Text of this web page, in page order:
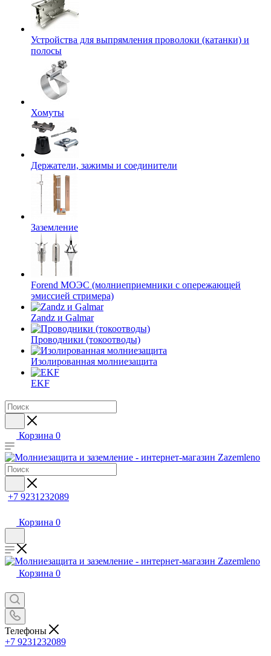
Устройства для выпрямления проволоки (катанки) и
полосы
Хомуты
Держатели, зажимы и соединители
Заземление
Forend МОЭС (молниеприемники с опережающей
эмиссией стримера)
Zandz и Galmar
Проводники (токоотводы)
Изолированная молниезащита
EKF
Корзина 0
+7 9231232089
Корзина 0
Корзина 0
Телефоны
+7 9231232089